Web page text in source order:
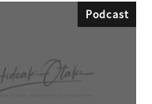
Podcast